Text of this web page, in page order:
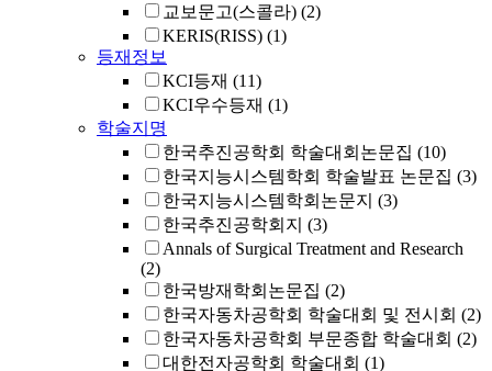
교보문고(스콜라) (2)
KERIS(RISS) (1)
등재정보
KCI등재 (11)
KCI우수등재 (1)
학술지명
한국추진공학회 학술대회논문집 (10)
한국지능시스템학회 학술발표 논문집 (3)
한국지능시스템학회논문지 (3)
한국추진공학회지 (3)
Annals of Surgical Treatment and Research
(2)
한국방재학회논문집 (2)
한국자동차공학회 학술대회 및 전시회 (2)
한국자동차공학회 부문종합 학술대회 (2)
대한전자공학회 학술대회 (1)